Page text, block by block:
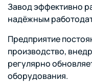
персональных
Положение об
информации
Завод эффективно
надёжным
Предприятие
производство,
регулярно
оборудования.